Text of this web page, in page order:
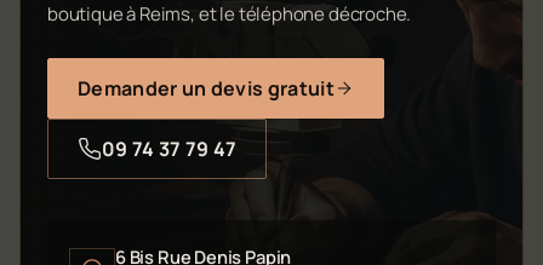
boutique à Reims, et le téléphone décroche.
Demander un devis gratuit
09 74 37 79 47
6 Bis Rue Denis Papin